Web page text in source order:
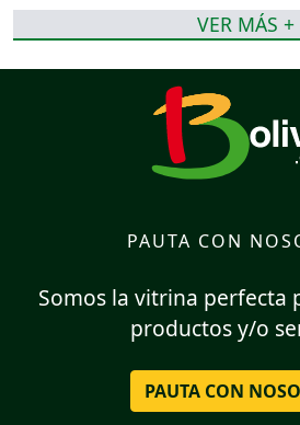
VER MÁS +
PAUTA CON
Somos la vitrina perfecta
productos y/o
PAUTA CON